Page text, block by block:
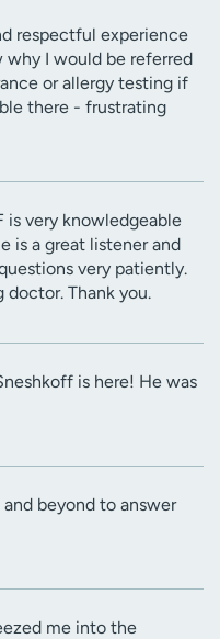
respectful experience
why I would be referred
or allergy testing if
there - frustrating
is very knowledgeable
is a great listener and
very patiently.
doctor. Thank you.
is here! He was
beyond to answer
me into the